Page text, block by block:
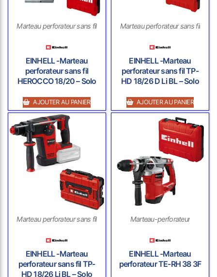
Marteau perforateur sans fil
EINHELL -Marteau
perforateur sans fil
HEROCCO 18/20 – Solo
AJOUTER AU PANIER
Marteau perforateur sans fil
EINHELL -Marteau
perforateur sans fil TP-
HD 18/26 D Li BL – Solo
AJOUTER AU PANIER
Marteau perforateur sans fil
EINHELL -Marteau
perforateur sans fil TP-
HD 18/26 Li BL – Solo
Marteau-perforateur
EINHELL -Marteau
perforateur TE-RH 38 3F